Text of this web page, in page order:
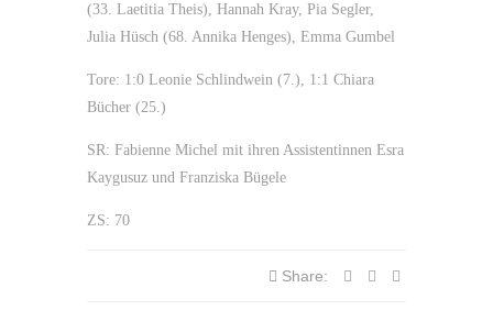
(33. Laetitia Theis), Hannah Kray, Pia Segler,
Julia Hüsch (68. Annika Henges), Emma Gumbel
Tore: 1:0 Leonie Schlindwein (7.), 1:1 Chiara
Bücher (25.)
SR: Fabienne Michel mit ihren Assistentinnen Esra
Kaygusuz und Franziska Bügele
ZS: 70
Share: